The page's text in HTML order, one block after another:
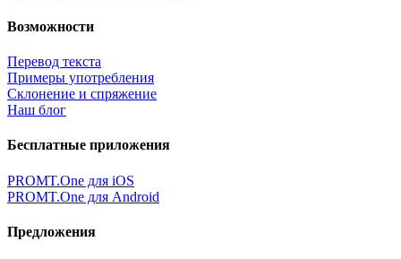
Возможности
Перевод текста
Примеры употребления
Склонение и спряжение
Наш блог
Бесплатные приложения
PROMT.One для iOS
PROMT.One для Android
Предложения